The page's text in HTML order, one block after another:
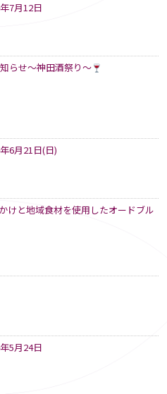
7月12日
らせ～神田酒祭り～
6月21日(日)
けと地域食材を使用したオードブル
5月24日